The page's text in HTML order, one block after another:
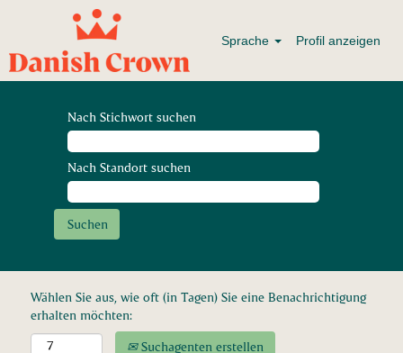
Sprache Profil anzeigen
Nach Stichwort suchen
Nach Standort suchen
Wählen Sie aus, wie oft (in Tagen) Sie eine Benachrichtigung
erhalten möchten:
Suchagenten erstellen